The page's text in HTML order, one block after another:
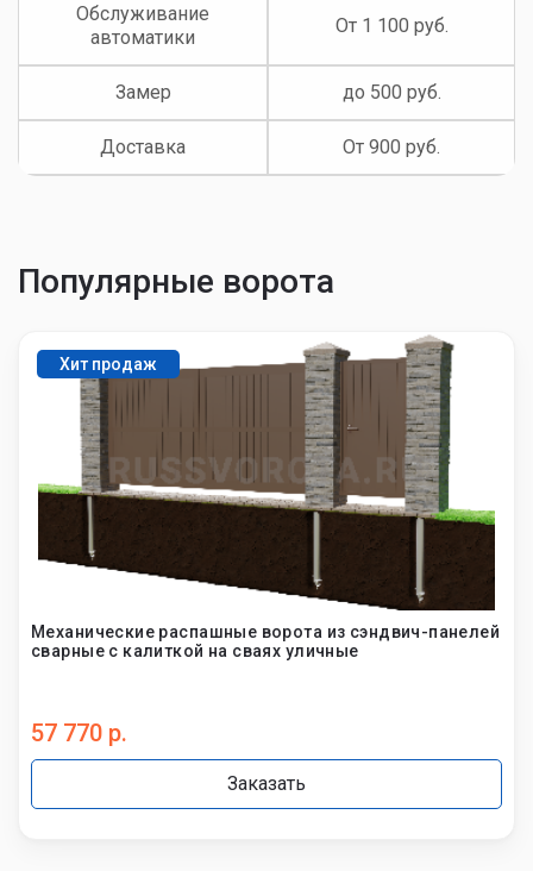
Обслуживание
автоматики
От 1 100 руб.
Замер до 500 руб.
Доставка От 900 руб.
Популярные ворота
Хит продаж
Механические распашные ворота из сэндвич-панелей
сварные с калиткой на сваях уличные
57 770 р.
Заказать